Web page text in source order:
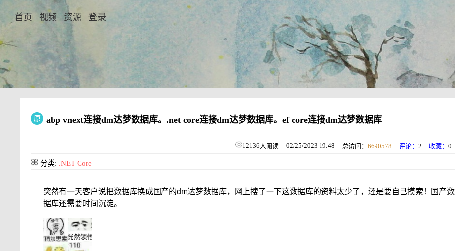
首页 视频 资源 登录
原 abp vnext连接dm达梦数据库。.net core连接dm达梦数据库。ef core连接dm达梦数据库
12136人阅读 02/25/2023 19:48 总访问： 6690578 评论： 2 收藏： 0
分类: .NET Core
突然有一天客户说把数据库换成国产的dm达梦数据库，网上搜了一下这数据库的资料太少了，还是要自己摸索！国产数
据库还需要时间沉淀。